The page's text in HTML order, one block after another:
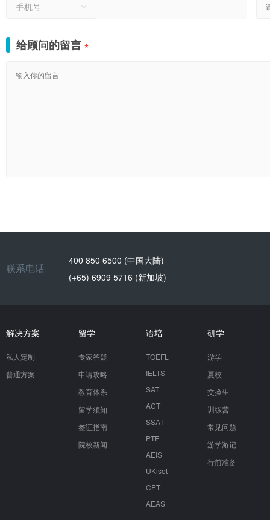
手机号
给顾问的留言*
联系电话
400 850 6500 (中国大陆)
(+65) 6909 5716 (新加坡)
解决方案
私人定制
普通方案
留学
专家答疑
申请攻略
教育体系
留学须知
签证指南
院校新闻
语培
TOEFL
IELTS
SAT
ACT
SSAT
PTE
AEIS
UKiset
CET
AEAS
研学
游学
夏校
交换生
训练营
常见问题
游学游记
行前准备